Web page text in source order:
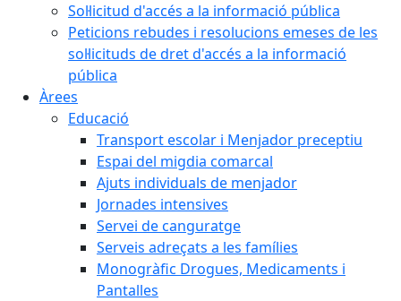
Sol·licitud d'accés a la informació pública
Peticions rebudes i resolucions emeses de les
sol·licituds de dret d'accés a la informació
pública
Àrees
Educació
Transport escolar i Menjador preceptiu
Espai del migdia comarcal
Ajuts individuals de menjador
Jornades intensives
Servei de canguratge
Serveis adreçats a les famílies
Monogràfic Drogues, Medicaments i
Pantalles